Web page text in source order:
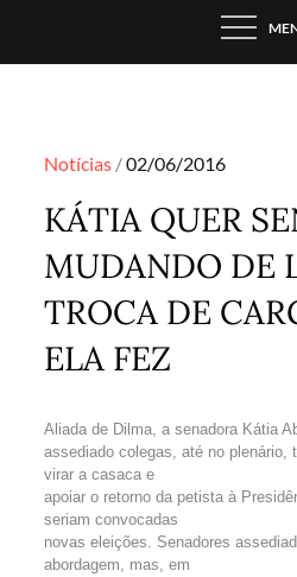
Notícias Posted
02/06/2016
KÁTIA QUER
MUDANDO DE
TROCA DE
ELA FEZ
Aliada de Dilma, a senadora Kátia
assediado colegas, até no plenário,
virar a casaca e
apoiar o retorno da petista à
seriam convocadas
novas eleições. Senadores
abordagem, mas, em